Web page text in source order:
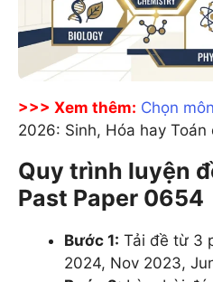
>>> Xem thêm: Chọn
2026: Sinh, Hóa hay Toán
Quy trình luyện
Past Paper 0654
Bước 1: Tải đề từ 3
2024, Nov 2023,